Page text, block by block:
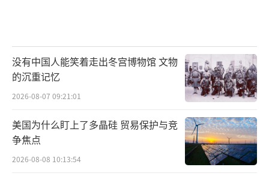
没有中国人能笑着走出冬宫博物馆 文物
的沉重记忆
2026-08-07 09:21:01
美国为什么盯上了多晶硅 贸易保护与竞
争焦点
2026-08-08 10:13:54